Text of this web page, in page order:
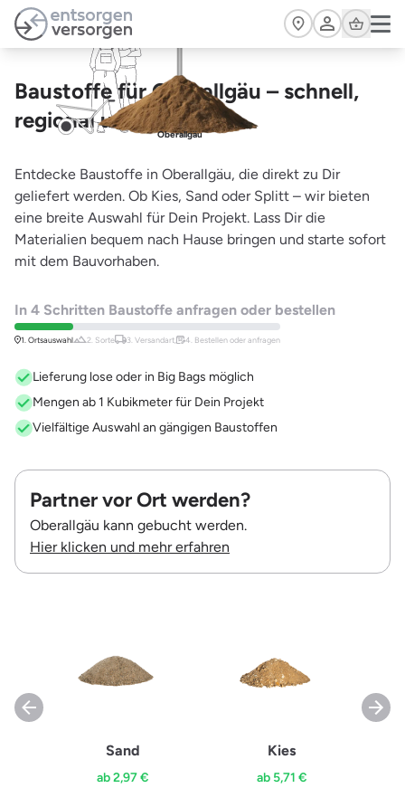
Zum Hauptinhalt springen
Cart
Baustoffe für Oberallgäu – schnell,
regional und preiswert
Oberallgäu
Entdecke Baustoffe in Oberallgäu, die direkt zu Dir
geliefert werden. Ob Kies, Sand oder Splitt – wir bieten
eine breite Auswahl für Dein Projekt. Lass Dir die
Materialien bequem nach Hause bringen und starte sofort
mit dem Bauvorhaben.
In 4 Schritten Baustoffe anfragen oder bestellen
1. Ortsauswahl 2. Sorte 3. Versandart, 4. Bestellen oder anfragen
Lieferung lose oder in Big Bags möglich
Mengen ab 1 Kubikmeter für Dein Projekt
Vielfältige Auswahl an gängigen Baustoffen
Partner vor Ort werden?
Oberallgäu kann gebucht werden.
Hier klicken und mehr erfahren
Sand
ab 2,97 €
Kies
ab 5,71 €